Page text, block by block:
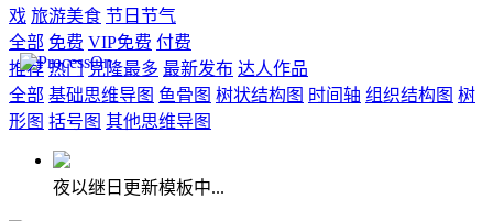
戏 旅游美食 节日节气
全部 免费 VIP免费 付费
推荐 热门 克隆最多 最新发布 达人作品
全部 基础思维导图 鱼骨图 树状结构图 时间轴 组织结构图 树
形图 括号图 其他思维导图
夜以继日更新模板中...